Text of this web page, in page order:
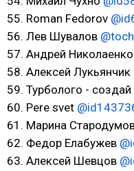
55. Roman Fedorov
56. Лев Шувалов
57. Андрей Николаенко
58. Алексей Лукьянчик
59. Турболого - создай
60. Pere svet
61. Марина
62. Федор Елабужев
63. Алексей Шевцов